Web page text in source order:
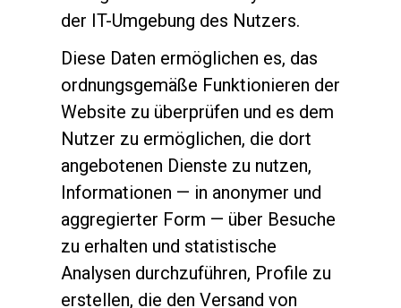
der IT-Umgebung des Nutzers.
Diese Daten ermöglichen es, das
ordnungsgemäße Funktionieren der
Website zu überprüfen und es dem
Nutzer zu ermöglichen, die dort
angebotenen Dienste zu nutzen,
Informationen — in anonymer und
aggregierter Form — über Besuche
zu erhalten und statistische
Analysen durchzuführen, Profile zu
erstellen, die den Versand von